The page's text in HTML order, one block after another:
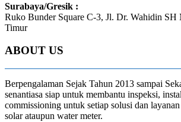
Surabaya/Gresik :
Ruko Bunder Square C-3, Jl. Dr. Wahidin SH
Timur
ABOUT US
Berpengalaman Sejak Tahun 2013 sampai
senantiasa siap untuk membantu inspeksi,
commissioning untuk setiap solusi dan
solar ataupun water meter.